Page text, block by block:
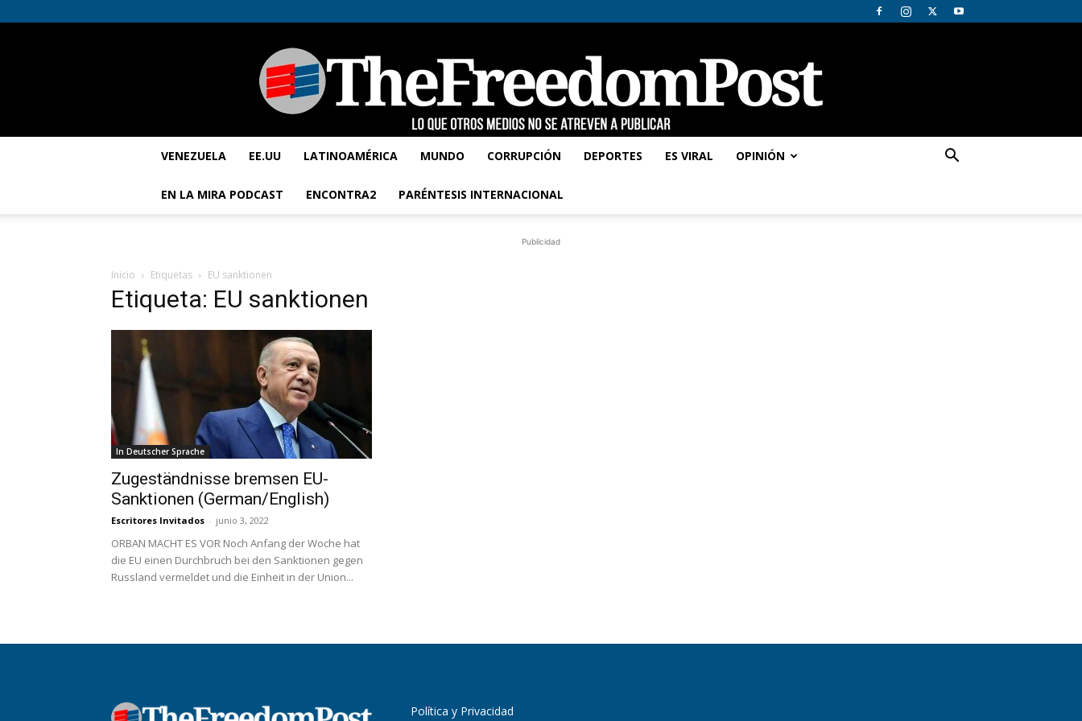
TheFreedomPost
VENEZUELA EE.UU LATINOAMÉRICA MUNDO CORRUPCIÓN DEPORTES ES VIRAL OPINIÓN
EN LA MIRA PODCAST ENCONTRA2 PARÉNTESIS INTERNACIONAL
Publicidad
Inicio Etiquetas EU sanktionen
Etiqueta: EU sanktionen
In Deutscher Sprache
Zugeständnisse bremsen EU-
Sanktionen (German/English)
Escritores Invitados - junio 3, 2022
ORBAN MACHT ES VOR Noch Anfang der Woche hat
die EU einen Durchbruch bei den Sanktionen gegen
Russland vermeldet und die Einheit in der Union...
Política y Privacidad